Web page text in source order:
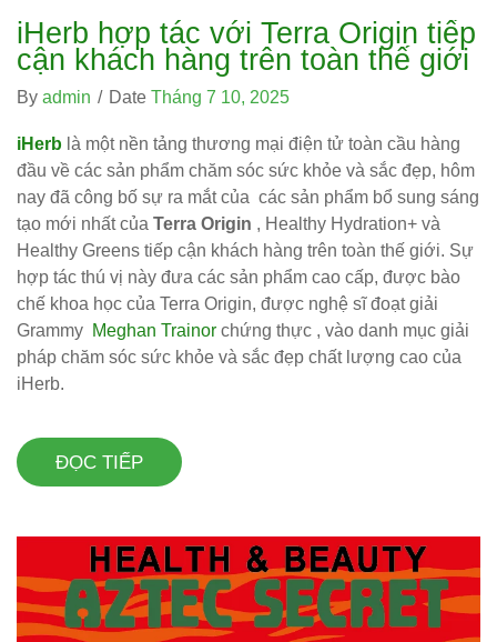
iHerb hợp tác với Terra Origin tiếp
cận khách hàng trên toàn thế giới
By admin / Date Tháng 7 10, 2025
iHerb là một nền tảng thương mại điện tử toàn cầu hàng
đầu về các sản phẩm chăm sóc sức khỏe và sắc đẹp, hôm
nay đã công bố sự ra mắt của các sản phẩm bổ sung sáng
tạo mới nhất của Terra Origin , Healthy Hydration+ và
Healthy Greens tiếp cận khách hàng trên toàn thế giới. Sự
hợp tác thú vị này đưa các sản phẩm cao cấp, được bào
chế khoa học của Terra Origin, được nghệ sĩ đoạt giải
Grammy Meghan Trainor chứng thực , vào danh mục giải
pháp chăm sóc sức khỏe và sắc đẹp chất lượng cao của
iHerb.
ĐỌC TIẾP